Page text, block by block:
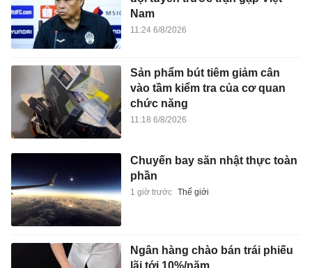
Nam
11:24 6/8/2026
Sản phẩm bút tiêm giảm cân
vào tầm kiểm tra của cơ quan
chức năng
11:18 6/8/2026
Chuyến bay săn nhật thực toàn
phần
1 giờ trước Thế giới
Ngân hàng chào bán trái phiếu
lãi tới 10%/năm